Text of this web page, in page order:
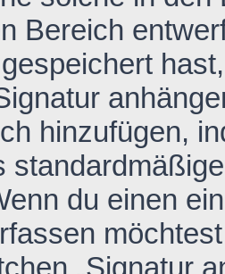
Bereich
hinzufügen,
du einen
„Signatur